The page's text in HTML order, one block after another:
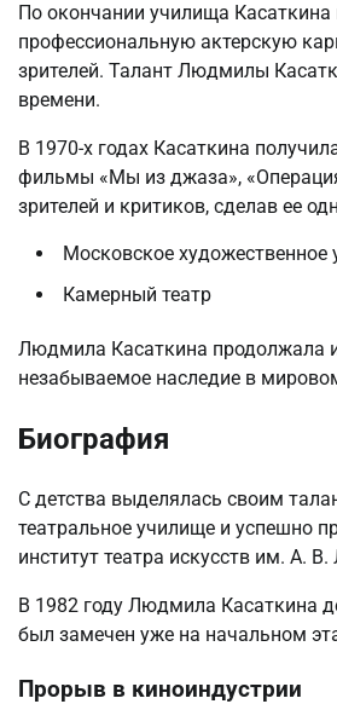
По окончании училища
профессиональную актерскую
зрителей. Талант Людмилы
времени.
В 1970-х годах Касаткина
фильмы «Мы из джаза»,
зрителей и критиков, сделав ее
Московское
Камерный театр
Людмила Касаткина продолжала
незабываемое наследие в
Биография
С детства выделялась своим
театральное училище и успешно
институт театра искусств им. А.
В 1982 году Людмила Касаткина
был замечен уже на начальном
Прорыв в киноиндустрии